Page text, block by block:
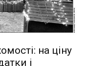
на ціну
і